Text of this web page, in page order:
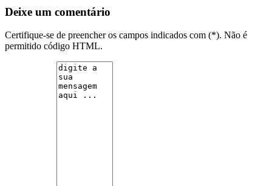
Deixe um comentário
Certifique-se de preencher os campos indicados com (*). Não é
permitido código HTML.